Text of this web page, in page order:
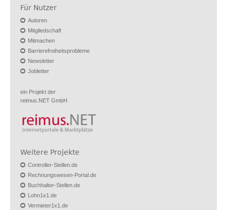
Für Nutzer
Autoren
Mitgliedschaft
Mitmachen
Barrierefreiheitsprobleme
Newsletter
Jobletter
ein Projekt der
reimus.NET GmbH
Weitere Projekte
Controller-Stellen.de
Rechnungswesen-Portal.de
Buchhalter-Stellen.de
Lohn1x1.de
Vermieter1x1.de